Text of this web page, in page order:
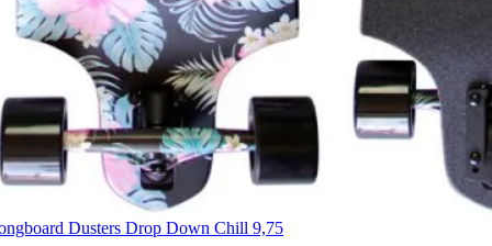
Dusters Drop Down Chill 9,75